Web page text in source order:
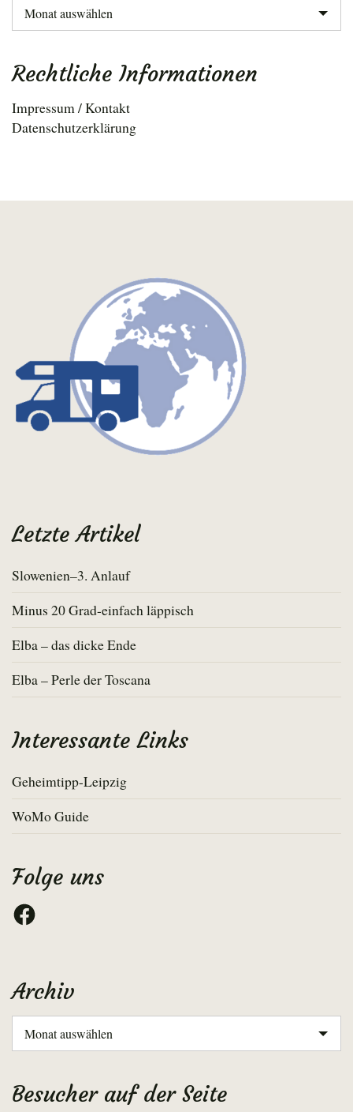
Archiv
Rechtliche Informationen
Impressum / Kontakt
Datenschutzerklärung
Letzte Artikel
Slowenien–3. Anlauf
Minus 20 Grad-einfach läppisch
Elba – das dicke Ende
Elba – Perle der Toscana
Interessante Links
Geheimtipp-Leipzig
WoMo Guide
Folge uns
Facebook
Archiv
Archiv
Besucher auf der Seite